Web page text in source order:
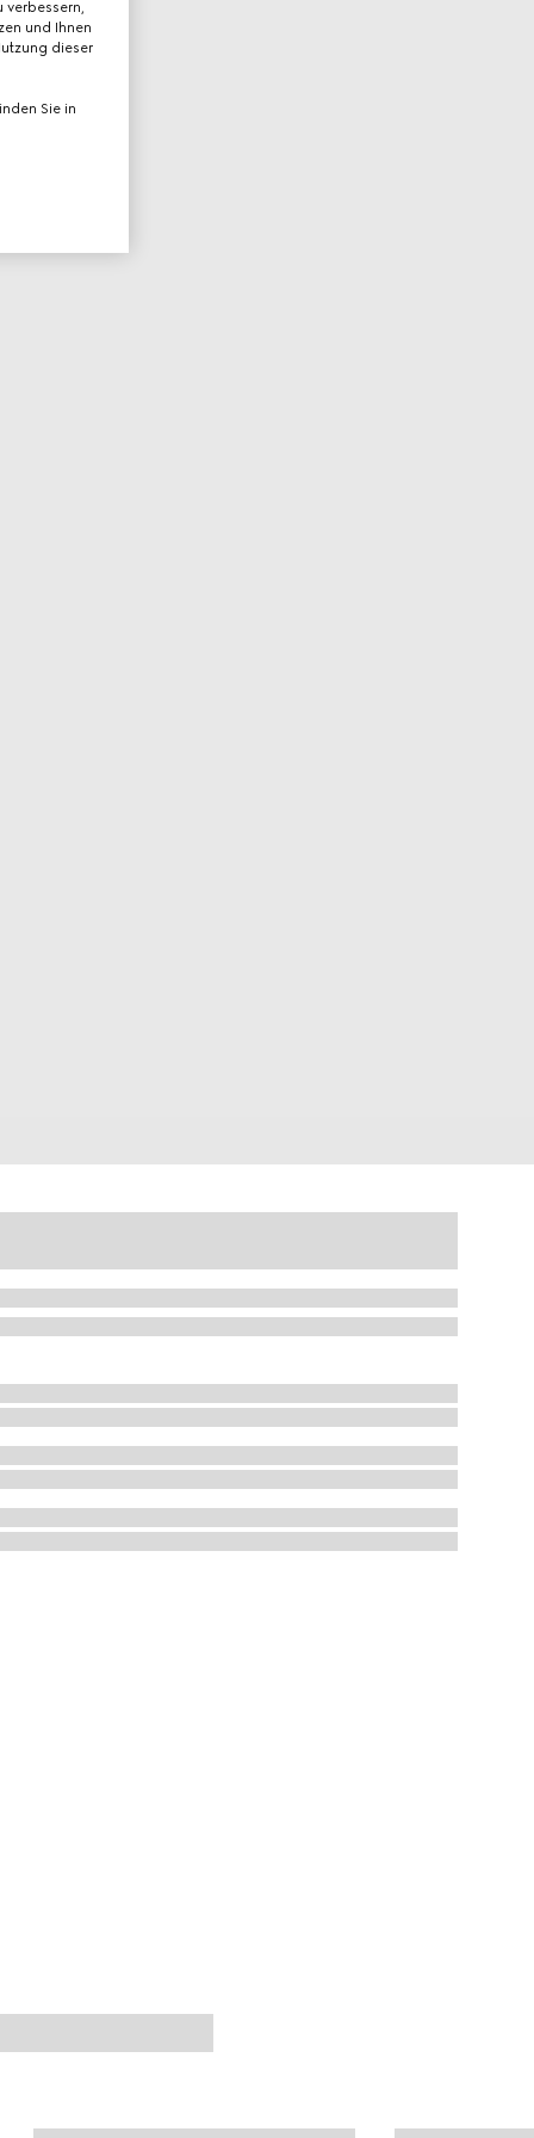
und Ihnen
dieser
Sie in